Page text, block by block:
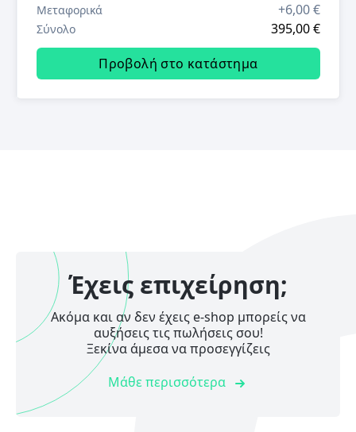
Μεταφορικά +6,00 €
Σύνολο
395,00 €
Προβολή στο κατάστημα
Έχεις επιχείρηση;
Ακόμα και αν δεν έχεις e-shop μπορείς να
αυξήσεις τις πωλήσεις σου!
Ξεκίνα άμεσα να προσεγγίζεις
Μάθε περισσότερα